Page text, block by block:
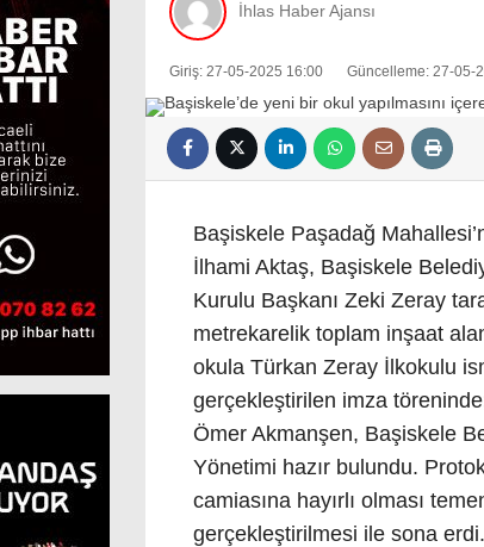
İhlas Haber Ajansı
Giriş: 27-05-2025 16:00 Güncelleme: 27-05-
Başiskele Paşadağ
İlhami Aktaş, Başiskele
Kurulu Başkanı Zeki Zeray
metrekarelik toplam inşaat
okula Türkan Zeray İlkokulu
gerçekleştirilen imza
Ömer Akmanşen, Başiskele
Yönetimi hazır bulundu.
camiasına hayırlı olması
gerçekleştirilmesi ile sona